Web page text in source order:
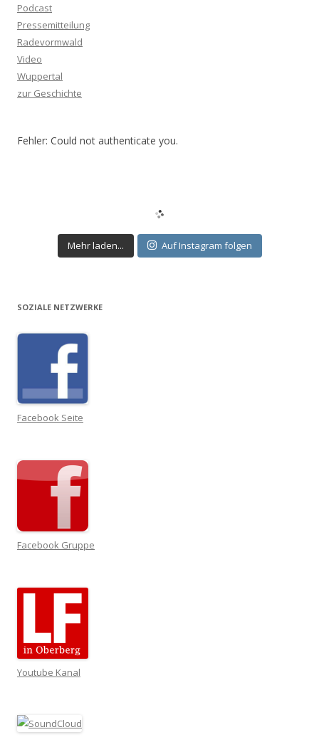
Podcast
Pressemitteilung
Radevormwald
Video
Wuppertal
zur Geschichte
Fehler: Could not authenticate you.
Mehr laden... Auf Instagram folgen
SOZIALE NETZWERKE
Facebook Seite
Facebook Gruppe
Youtube Kanal